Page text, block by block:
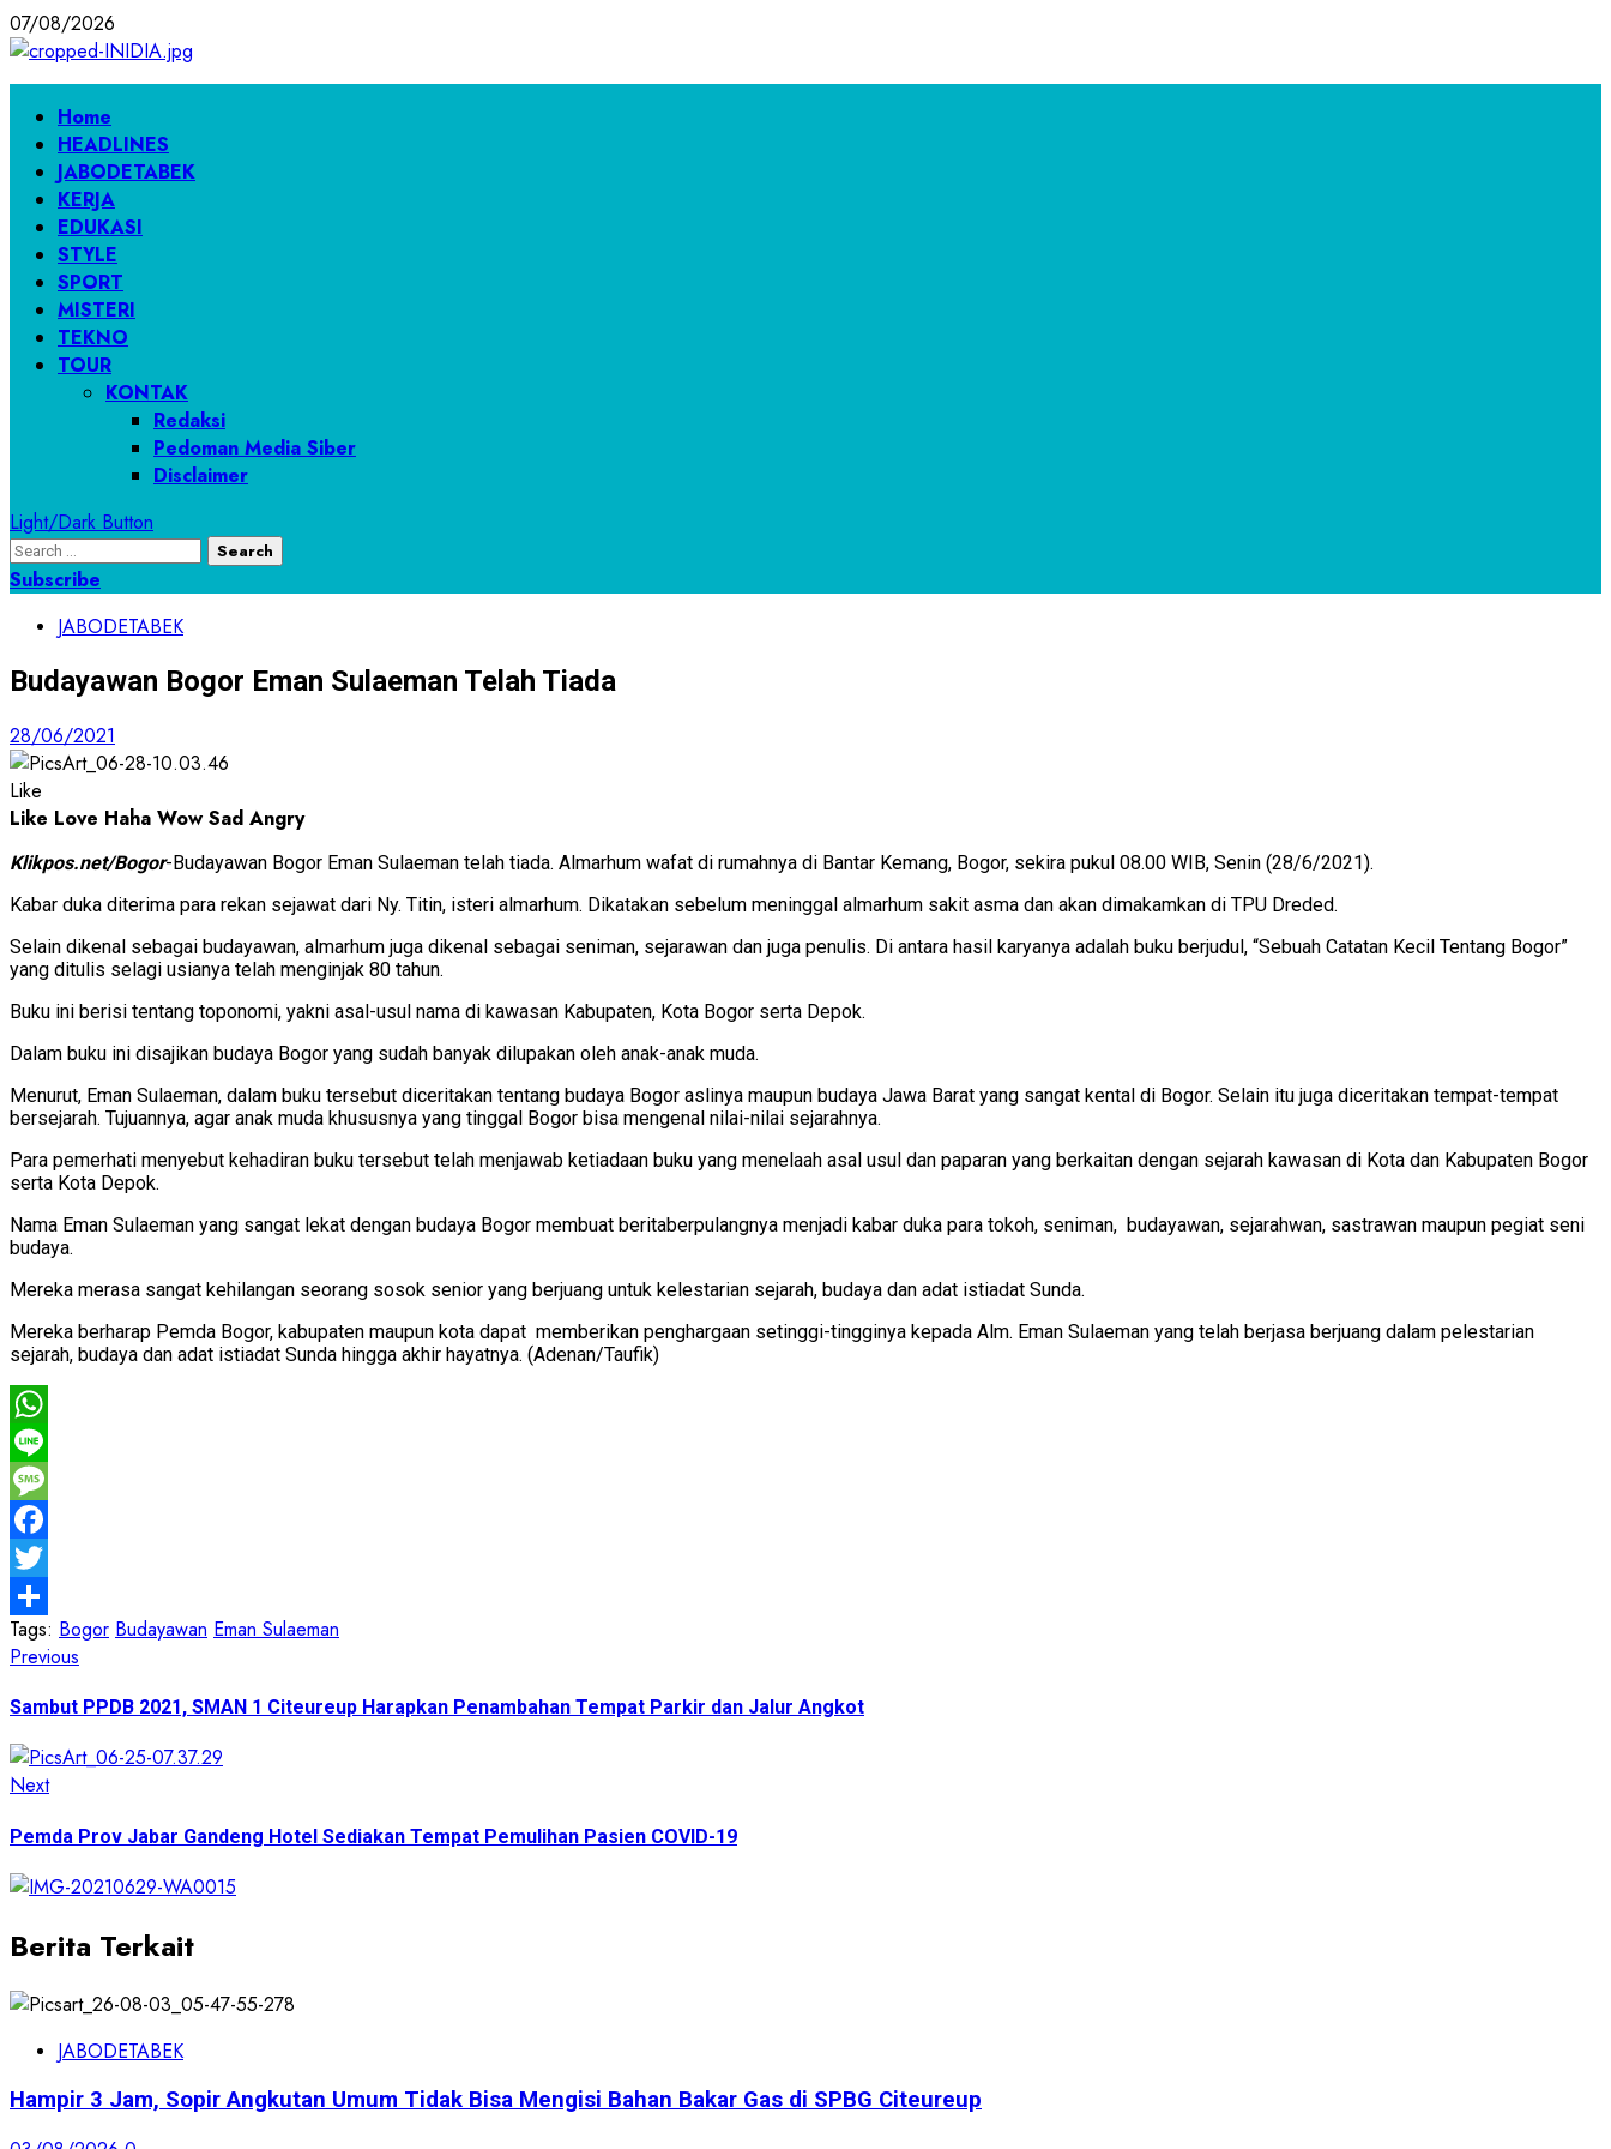
Skip
to
content
07/08/2026
Primary
Menu
Home
HEADLINES
JABODETABEK
KERJA
EDUKASI
STYLE
SPORT
MISTERI
TEKNO
TOUR
KONTAK
Redaksi
Pedoman Media Siber
Disclaimer
Light/Dark Button
Search
for:
Subscribe
JABODETABEK
Budayawan Bogor Eman Sulaeman Telah Tiada
28/06/2021
Like
Like Love Haha Wow Sad Angry
Klikpos.net/Bogor-Budayawan Bogor Eman Sulaeman telah tiada. Almarhum wafat di rumahnya di Bantar Kemang, Bogor, sekira pukul 08.00 WIB, Senin (28/6/2021).
Kabar duka diterima para rekan sejawat dari Ny. Titin, isteri almarhum. Dikatakan sebelum meninggal almarhum sakit asma dan akan dimakamkan di TPU Dreded.
Selain dikenal sebagai budayawan, almarhum juga dikenal sebagai seniman, sejarawan dan juga penulis. Di antara hasil karyanya adalah buku berjudul, “Sebuah Catatan Kecil Tentang Bogor”
yang ditulis selagi usianya telah menginjak 80 tahun.
Buku ini berisi tentang toponomi, yakni asal-usul nama di kawasan Kabupaten, Kota Bogor serta Depok.
Dalam buku ini disajikan budaya Bogor yang sudah banyak dilupakan oleh anak-anak muda.
Menurut, Eman Sulaeman, dalam buku tersebut diceritakan tentang budaya Bogor aslinya maupun budaya Jawa Barat yang sangat kental di Bogor. Selain itu juga diceritakan tempat-tempat
bersejarah. Tujuannya, agar anak muda khususnya yang tinggal Bogor bisa mengenal nilai-nilai sejarahnya.
Para pemerhati menyebut kehadiran buku tersebut telah menjawab ketiadaan buku yang menelaah asal usul dan paparan yang berkaitan dengan sejarah kawasan di Kota dan Kabupaten Bogor
serta Kota Depok.
Nama Eman Sulaeman yang sangat lekat dengan budaya Bogor membuat beritaberpulangnya menjadi kabar duka para tokoh, seniman, budayawan, sejarahwan, sastrawan maupun pegiat seni
budaya.
Mereka merasa sangat kehilangan seorang sosok senior yang berjuang untuk kelestarian sejarah, budaya dan adat istiadat Sunda.
Mereka berharap Pemda Bogor, kabupaten maupun kota dapat memberikan penghargaan setinggi-tingginya kepada Alm. Eman Sulaeman yang telah berjasa berjuang dalam pelestarian
sejarah, budaya dan adat istiadat Sunda hingga akhir hayatnya. (Adenan/Taufik)
WhatsApp
Line
Message
Facebook
Twitter
Share
Tags: Bogor Budayawan Eman Sulaeman
Post
navigation
Previous
Sambut PPDB 2021, SMAN 1 Citeureup Harapkan Penambahan Tempat Parkir dan Jalur Angkot
NextNext
Pemda Prov Jabar Gandeng Hotel Sediakan Tempat Pemulihan Pasien COVID-19
Berita Terkait
JABODETABEK
Hampir 3 Jam, Sopir Angkutan Umum Tidak Bisa Mengisi Bahan Bakar Gas di SPBG Citeureup